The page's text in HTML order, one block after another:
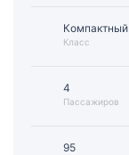
Компактный
Класс
4
Пассажиров
95